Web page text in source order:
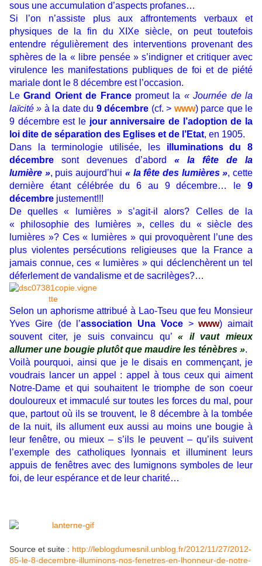
sous une accumulation d’aspects profanes…
Si l’on n’assiste plus aux affrontements verbaux et
physiques de la fin du XIXe siècle, on peut toutefois
entendre régulièrement des interventions provenant des
sphères de la « libre pensée » s’indigner et critiquer avec
virulence les manifestations publiques de foi et de piété
mariale dont le 8 décembre est l’occasion.
LeGrand Orient de Francepromeut la « Journée de la
laïcité » à la date du 9 décembre (cf. > www) parce que le
9 décembre est le jour anniversaire de l’adoption de la
loi dite de séparation des Eglises et de l’Etat, en 1905.
Dans la terminologie utilisée, les illuminations du 8
décembre sont devenues d’abord « la fête de la
lumière », puis aujourd’hui « la fête des lumières », cette
dernière étant célébrée du 6 au 9 décembre… le 9
décembre justement!!!
De quelles « lumières » s’agit-il alors? Celles de la
« philosophie des lumières », celles du « siècle des
lumières »? Ces « lumières » qui provoquèrent l’une des
plus violentes persécutions religieuses que la France a
jamais connue, ces « lumières » qui déclenchèrent un tel
déferlement de vandalisme et de sacrilèges?…
Selon un aphorisme attribué à Lao-Tseu que feu Monsieur
Yves Gire (de l’association Una Voce>www) aimait
souvent citer, je suis convaincu qu’« il vaut mieux
allumer une bougie plutôt que maudire les ténèbres ».
Voilà pourquoi, ainsi que je le disais en commençant, je
voudrais lancer un appel : appel à tous ceux qui aiment
Notre-Dame et qui souhaitent le triomphe de son coeur
douloureux et immaculé sur toutes les forces du mal, pour
que, partout où ils se trouvent, le 8 décembre à la tombée
de la nuit, ils allument eux aussi au moins une bougie à
leur fenêtre, ou mieux – s’ils le peuvent – qu’ils suivent
l’exemple des catholiques lyonnais et illuminent leurs
appuis de fenêtres avec des lumignons symboles de leur
foi, de leur espérance et de leur charité…
Source et suite : http://leblogdumesnil.unblog.fr/2012/11/27/2012-
85-le-8-decembre-illuminons-nos-fenetres-en-lhonneur-de-notre-